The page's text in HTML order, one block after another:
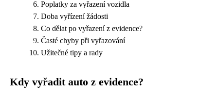
Poplatky za vyřazení vozidla
Doba vyřízení žádosti
Co dělat po vyřazení z evidence?
Časté chyby při vyřazování
Užitečné tipy a rady
Kdy vyřadit auto z evidence?